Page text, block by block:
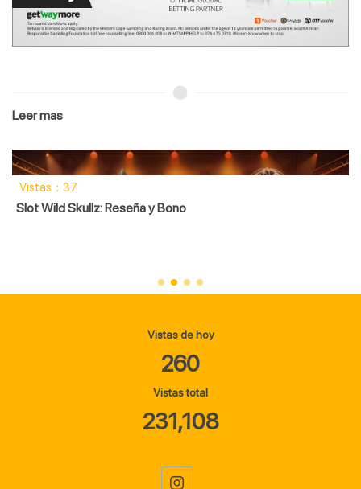
Leer mas
Vistas：37
Slot Wild Skullz: Reseña y Bono
Vistas de hoy
260
Vistas total
231,108